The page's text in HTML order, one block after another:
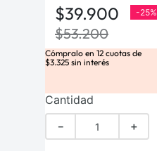
$39.900 -25%
$53.200
Cómpralo en 12 cuotas de
$3.325 sin interés
Cantidad
＋
－